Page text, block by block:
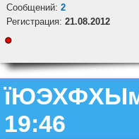
Cообщений: 2
Регистрация: 21.08.2012
19:46